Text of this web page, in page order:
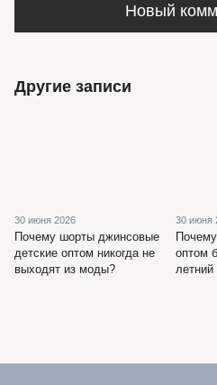
Новый
Другие записи
30 июня 2026
Почему шорты джинсовые
детские оптом никогда не
выходят из моды?
30 июня
оптом
летний